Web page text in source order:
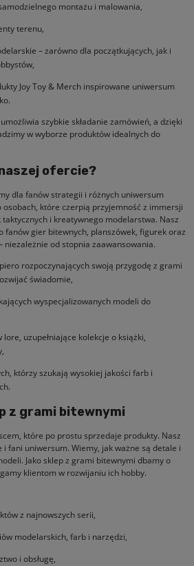
montażu i malowania,
terenu,
– zarówno dla początkujących, jak i
Joy Toy & Merch inspirowane uniwersum
szybkie składanie zamówień, a dzięki
w wyborze produktów idealnych do
ofercie?
dla fanów strategii i różnych uniwersum
osobach, które czerpią przyjemność z immersji
i kreatywnego modelarstwa. Nasz
fanów gier bitewnych, planszówek, figurek oraz
niezależnie od stopnia zaawansowania.
rozpoczynających swoją przygodę z grami
świadomie,
wyspecjalizowanych modeli do
uzupełniające kolekcje o książki,
którzy szukają wysokiej jakości farb i
z grami bitewnymi
które po prostu sprzedaje produkty. Nasz
i fani uniwersum. Wiemy, jak ważne są detale i
Jako sklep z grami bitewnymi dbamy o
klientom w rozwijaniu ich hobby.
z najnowszych serii,
modelarskich, farb i narzędzi,
i obsługę,